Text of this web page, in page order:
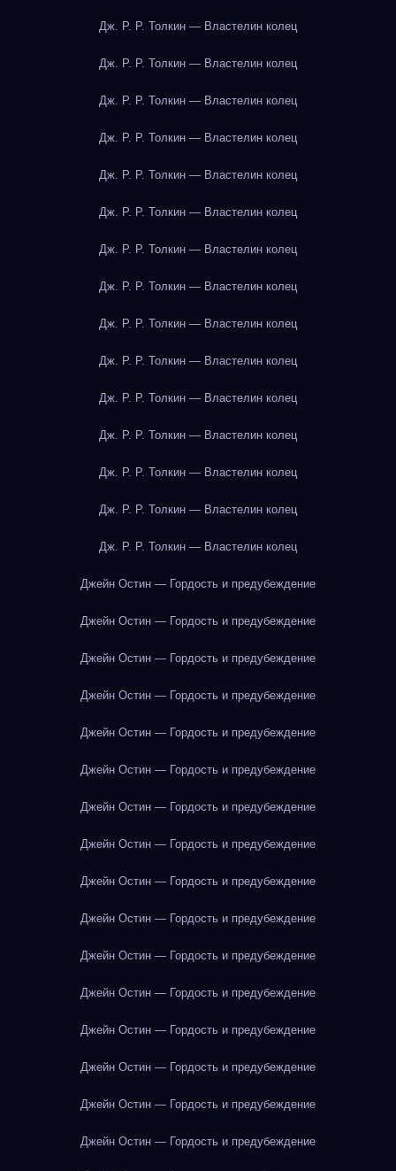
Дж. Р. Р. Толкин — Властелин колец
Дж. Р. Р. Толкин — Властелин колец
Дж. Р. Р. Толкин — Властелин колец
Дж. Р. Р. Толкин — Властелин колец
Дж. Р. Р. Толкин — Властелин колец
Дж. Р. Р. Толкин — Властелин колец
Дж. Р. Р. Толкин — Властелин колец
Дж. Р. Р. Толкин — Властелин колец
Дж. Р. Р. Толкин — Властелин колец
Дж. Р. Р. Толкин — Властелин колец
Дж. Р. Р. Толкин — Властелин колец
Дж. Р. Р. Толкин — Властелин колец
Дж. Р. Р. Толкин — Властелин колец
Дж. Р. Р. Толкин — Властелин колец
Дж. Р. Р. Толкин — Властелин колец
Джейн Остин — Гордость и предубеждение
Джейн Остин — Гордость и предубеждение
Джейн Остин — Гордость и предубеждение
Джейн Остин — Гордость и предубеждение
Джейн Остин — Гордость и предубеждение
Джейн Остин — Гордость и предубеждение
Джейн Остин — Гордость и предубеждение
Джейн Остин — Гордость и предубеждение
Джейн Остин — Гордость и предубеждение
Джейн Остин — Гордость и предубеждение
Джейн Остин — Гордость и предубеждение
Джейн Остин — Гордость и предубеждение
Джейн Остин — Гордость и предубеждение
Джейн Остин — Гордость и предубеждение
Джейн Остин — Гордость и предубеждение
Джейн Остин — Гордость и предубеждение